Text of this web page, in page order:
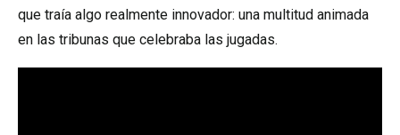
que traía algo realmente innovador: una multitud animada
en las tribunas que celebraba las jugadas.